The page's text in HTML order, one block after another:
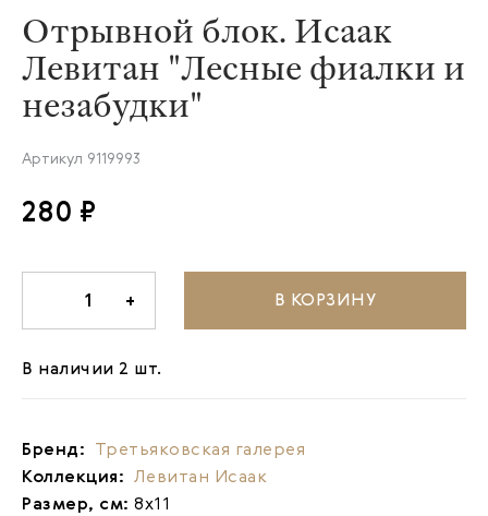
Отрывной блок. Исаак
Левитан "Лесные фиалки и
незабудки"
Артикул 9119993
280 ₽
1 + В КОРЗИНУ
В наличии 2 шт.
Бренд: Третьяковская галерея
Коллекция: Левитан Исаак
Размер, см: 8х11